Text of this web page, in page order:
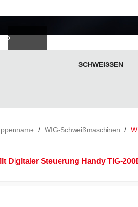
SCHWEISSEN
/ WIG-Schweißmaschinen /
Digitaler Steuerung Handy TIG-